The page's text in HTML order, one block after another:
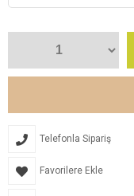
Telefonla Sipariş
Favorilere Ekle